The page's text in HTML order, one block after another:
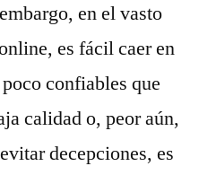
en el vasto
es fácil caer en
confiables que
calidad o, peor aún,
decepciones, es